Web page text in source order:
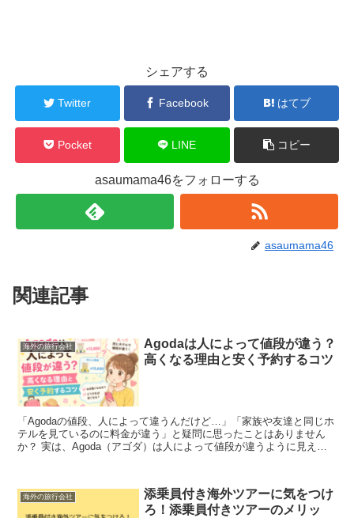
シェアする
Twitter Facebook はてブ
Pocket LINE コピー
asaumama46をフォローする
asaumama46
関連記事
海外の旅行会社
Agodaは人によって値段が違う？
高くなる理由と安く予約するコツ
「Agodaの値段、人によって違うんだけど…」「家族や友達と同じホ
テルを見ているのに料金が違う」と疑問に思ったことはありません
か？ 実は、Agoda（アゴダ）は人によって値段が違うように見える
海外の旅行会社
添乗員付き海外ツアーに気をつけ
ろ！添乗員付きツアーのメリッ